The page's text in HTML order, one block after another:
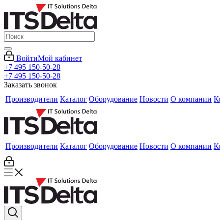
ВойтиМой кабинет
+7 495 150-50-28
+7 495 150-50-28
Заказать звонок
Производители Каталог Оборудование Новости О компании
Производители Каталог Оборудование Новости О компании